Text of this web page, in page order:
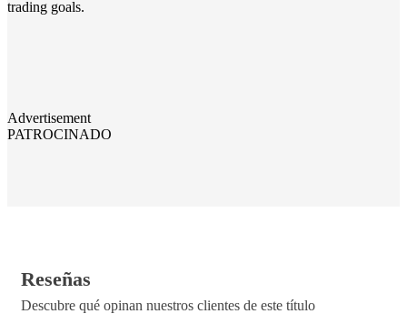
trading goals.
Advertisement
PATROCINADO
Reseñas
Descubre qué opinan nuestros clientes de este título